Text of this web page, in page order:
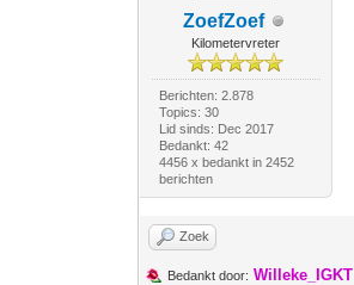
ZoefZoef
Kilometervreter
Berichten: 2.878
Topics: 30
Lid sinds: Dec 2017
Bedankt: 42
4456 x bedankt in 2452
berichten
Zoek
Bedankt door: Willeke_IGKT